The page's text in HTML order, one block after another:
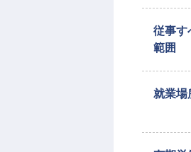
従事す
範囲
就業場